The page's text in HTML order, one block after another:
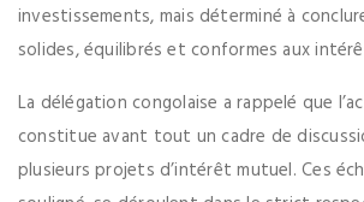
investissements, mais déterminé à
solides, équilibrés et conformes aux
La délégation congolaise a rappelé que
constitue avant tout un cadre de
plusieurs projets d’intérêt mutuel. Ces